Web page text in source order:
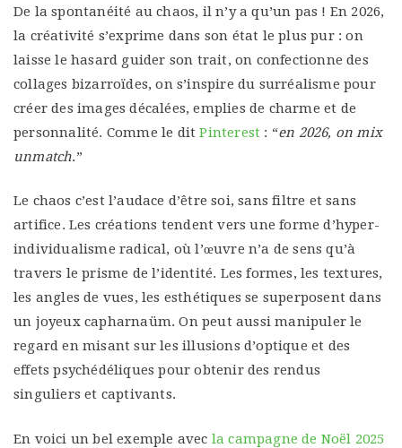
De la spontanéité au chaos, il n’y a qu’un pas ! En 2026,
la créativité s’exprime dans son état le plus pur : on
laisse le hasard guider son trait, on confectionne des
collages bizarroïdes, on s’inspire du surréalisme pour
créer des images décalées, emplies de charme et de
personnalité. Comme le ditPinterest : “en 2026, on mix
unmatch.”
Le chaos c’est l’audace d’être soi, sans filtre et sans
artifice. Les créations tendent vers une forme d’hyper-
individualisme radical, où l’œuvre n’a de sens qu’à
travers le prisme de l’identité. Les formes, les textures,
les angles de vues, les esthétiques se superposent dans
un joyeux capharnaüm. On peut aussi manipuler le
regard en misant sur les illusions d’optique et des
effets psychédéliques pour obtenir des rendus
singuliers et captivants.
En voici un bel exemple avec la campagne de Noël 2025